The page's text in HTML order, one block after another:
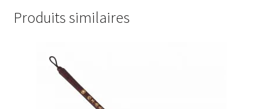
Produits similaires